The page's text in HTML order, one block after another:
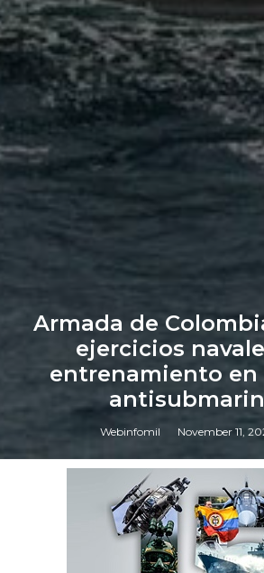
Armada de
ejercicios
entrenamiento en
Webinfomil November 11,